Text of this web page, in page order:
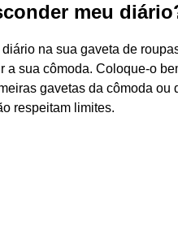
meu
na sua gaveta de
a sua cômoda. Coloque-o
gavetas da cômoda ou
respeitam limites.